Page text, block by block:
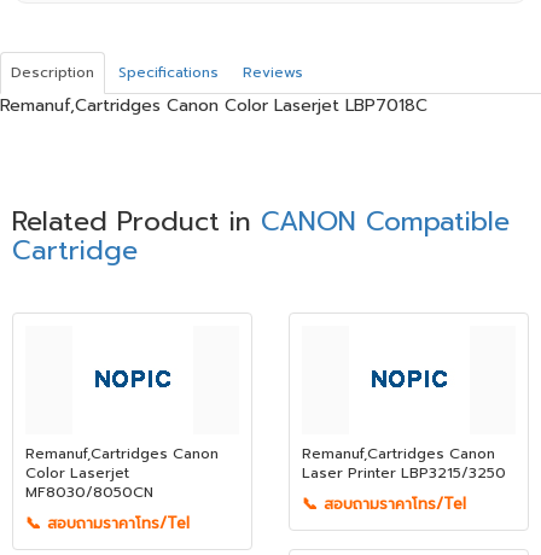
Description Specifications Reviews
Remanuf,Cartridges Canon Color Laserjet LBP7018C
Related Product in CANON Compatible
Cartridge
Remanuf,Cartridges Canon
Color Laserjet
MF8030/8050CN
📞 สอบถามราคาโทร/Tel
Remanuf,Cartridges Canon
Laser Printer LBP3215/3250
📞 สอบถามราคาโทร/Tel